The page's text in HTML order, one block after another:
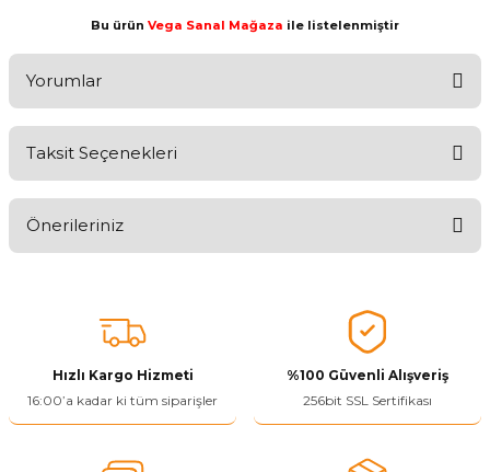
Bu ürün Vega Sanal Mağaza ile listelenmiştir
Yorumlar
Taksit Seçenekleri
Önerileriniz
tarafımıza iletebilirsiniz.
Görüş ve önerileriniz için teşekkür ederiz.
Ürün resmi kalitesiz, bozuk veya görüntülenemiyor.
Ürün bilgilerinde hatalar bulunuyor.
Hızlı Kargo Hizmeti
16:00’a kadar ki tüm siparişler
%100 Güvenli Alışveriş
256bit SSL Sertifikası